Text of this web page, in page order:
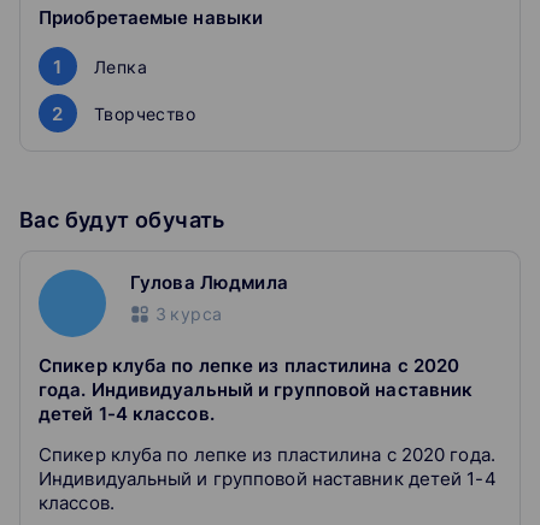
Всё это — ради скорости подготовки и вашего
Личный куратор ответит на вопросы в течение двух
часов, 24/7
Они хорошо знают, как непросто бывает с
подготовкой, и понимают ваши переживания.
справиться со стрессом и страхом перед экзаменами
Приобретаемые навыки
1 Лепка
2 Творчество
Вас будут обучать
Гулова Людмила
3 курса
Спикер клуба по лепке из пластилина с 2020
года. Индивидуальный и групповой наставник
детей 1-4 классов.
Спикер клуба по лепке из пластилина с 2020 года.
Индивидуальный и групповой наставник детей 1-4
классов.